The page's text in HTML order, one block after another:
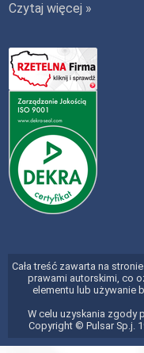
Czytaj więcej »
Cała treść zawarta na
prawami autorskimi, co
elementu lub używanie
W celu uzyskania zgody
Copyright © Pulsar Sp.j.